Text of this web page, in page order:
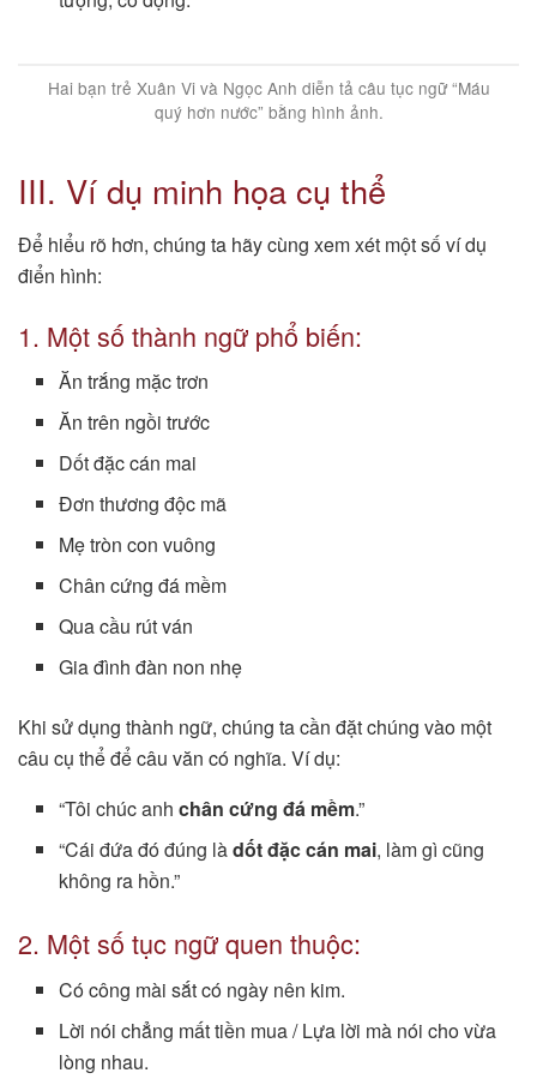
Hai bạn trẻ Xuân Vi và Ngọc Anh diễn tả câu tục ngữ “Máu
quý hơn nước” bằng hình ảnh.
III. Ví dụ minh họa cụ thể
Để hiểu rõ hơn, chúng ta hãy cùng xem xét một số ví dụ
điển hình:
1. Một số thành ngữ phổ biến:
Ăn trắng mặc trơn
Ăn trên ngồi trước
Dốt đặc cán mai
Đơn thương độc mã
Mẹ tròn con vuông
Chân cứng đá mềm
Qua cầu rút ván
Gia đình đàn non nhẹ
Khi sử dụng thành ngữ, chúng ta cần đặt chúng vào một
câu cụ thể để câu văn có nghĩa. Ví dụ:
“Tôi chúc anhchân cứng đá mềm.”
“Cái đứa đó đúng làdốt đặc cán mai, làm gì cũng
không ra hồn.”
2. Một số tục ngữ quen thuộc:
Có công mài sắt có ngày nên kim.
Lời nói chẳng mất tiền mua / Lựa lời mà nói cho vừa
lòng nhau.